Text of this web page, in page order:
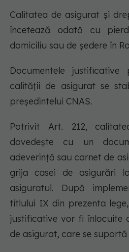
Calitatea de asigurat şi
încetează odată cu
domiciliu sau de şedere în
Documentele justificative
calităţii de asigurat se
preşedintelui CNAS.
Potrivit Art. 212,
dovedeşte cu un
adeverinţă sau carnet de
grija casei de asigurări
asiguratul. După
titlului IX din prezenta
justificative vor fi înlocuite
de asigurat, care se